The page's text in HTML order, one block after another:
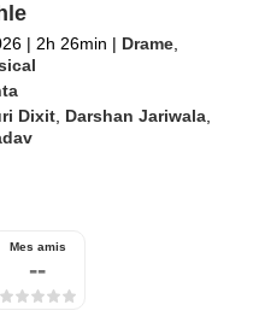
| 2h 26min | Drame
Dixit Darshan Jariwala
Mes amis
--